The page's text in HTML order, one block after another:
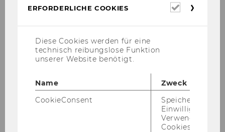
Be­ru­fe (zB Rechts­an­wäl­te, RAA) wer­den
wei­ter­ge­
TI­CKET­SHOP UNI UND JUS­TIZ*
*außer in jenen OLG Sprengeln, in denen die Anmeldung im
ERFORDERLICHE COOKIES
Diese Cookies werden für eine
technisch reibungslose Funktion
unserer Website benötigt.
Name
Zweck
CookieConsent
Speichert Ihre
Einwilligung zur
Verwendung von
Cookies.